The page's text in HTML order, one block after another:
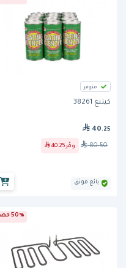
متوفر
كيتنغ 38261
40 .25
80.50 وفّر 40.25
بائع موثق
50% خصم